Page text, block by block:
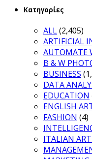
Κατηγορίες
ALL(2,405)
ARTIFICIAL
AUTOMATE
B & W
BUSINESS
DATA
EDUCATION
ENGLISH
FASHION (4)
ITALIAN